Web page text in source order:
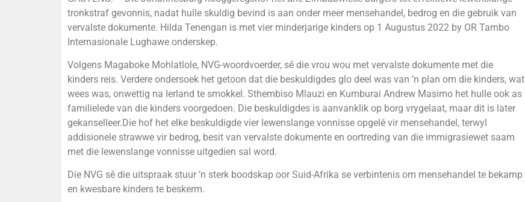
tronkstraf gevonnis, nadat hulle skuldig bevind is aan onder meer mensehandel, bedrog en die gebruik van
vervalste dokumente. Hilda Tenengan is met vier minderjarige kinders op 1 Augustus 2022 by OR Tambo
Internasionale Lughawe onderskep.
Volgens Magaboke Mohlatlole, NVG-woordvoerder, sê die vrou wou met vervalste dokumente met die
kinders reis. Verdere ondersoek het getoon dat die beskuldigdes glo deel was van ’n plan om die kinders, wat
wees was, onwettig na Ierland te smokkel. Sthembiso Mlauzi en Kumburai Andrew Masimo het hulle ook as
familielede van die kinders voorgedoen. Die beskuldigdes is aanvanklik op borg vrygelaat, maar dit is later
gekanselleer.Die hof het elke beskuldigde vier lewenslange vonnisse opgelê vir mensehandel, terwyl
addisionele strawwe vir bedrog, besit van vervalste dokumente en oortreding van die immigrasiewet saam
met die lewenslange vonnisse uitgedien sal word.
Die NVG sê die uitspraak stuur ’n sterk boodskap oor Suid-Afrika se verbintenis om mensehandel te bekamp
en kwesbare kinders te beskerm.